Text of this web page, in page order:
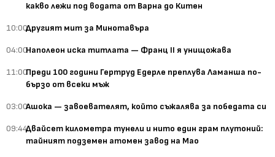
какво лежи под водата от Варна до Китен
10:00Другият мит за Минотавъра
04:00Наполеон иска титлата — Франц II я унищожава
11:00Преди 100 години Гертруд Едерле преплува Ламанша по-
бързо от всеки мъж
03:00Ашока — завоевателят, който съжалява за победата си
09:44Двайсет километра тунели и нито един грам плутоний:
тайният подземен атомен завод на Мао